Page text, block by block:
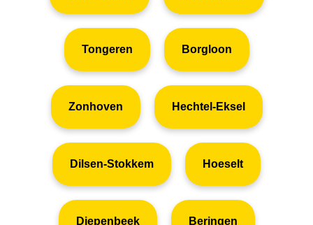
Tongeren Borgloon
Zonhoven Hechtel-Eksel
Dilsen-Stokkem Hoeselt
Diepenbeek Beringen